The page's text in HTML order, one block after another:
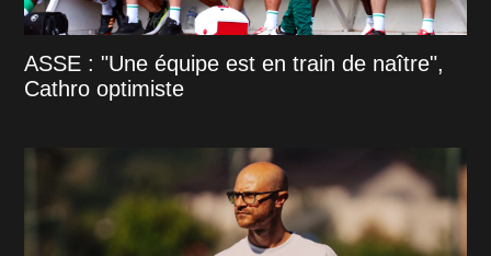
ASSE : "Une équipe est en train de naître",
Cathro optimiste